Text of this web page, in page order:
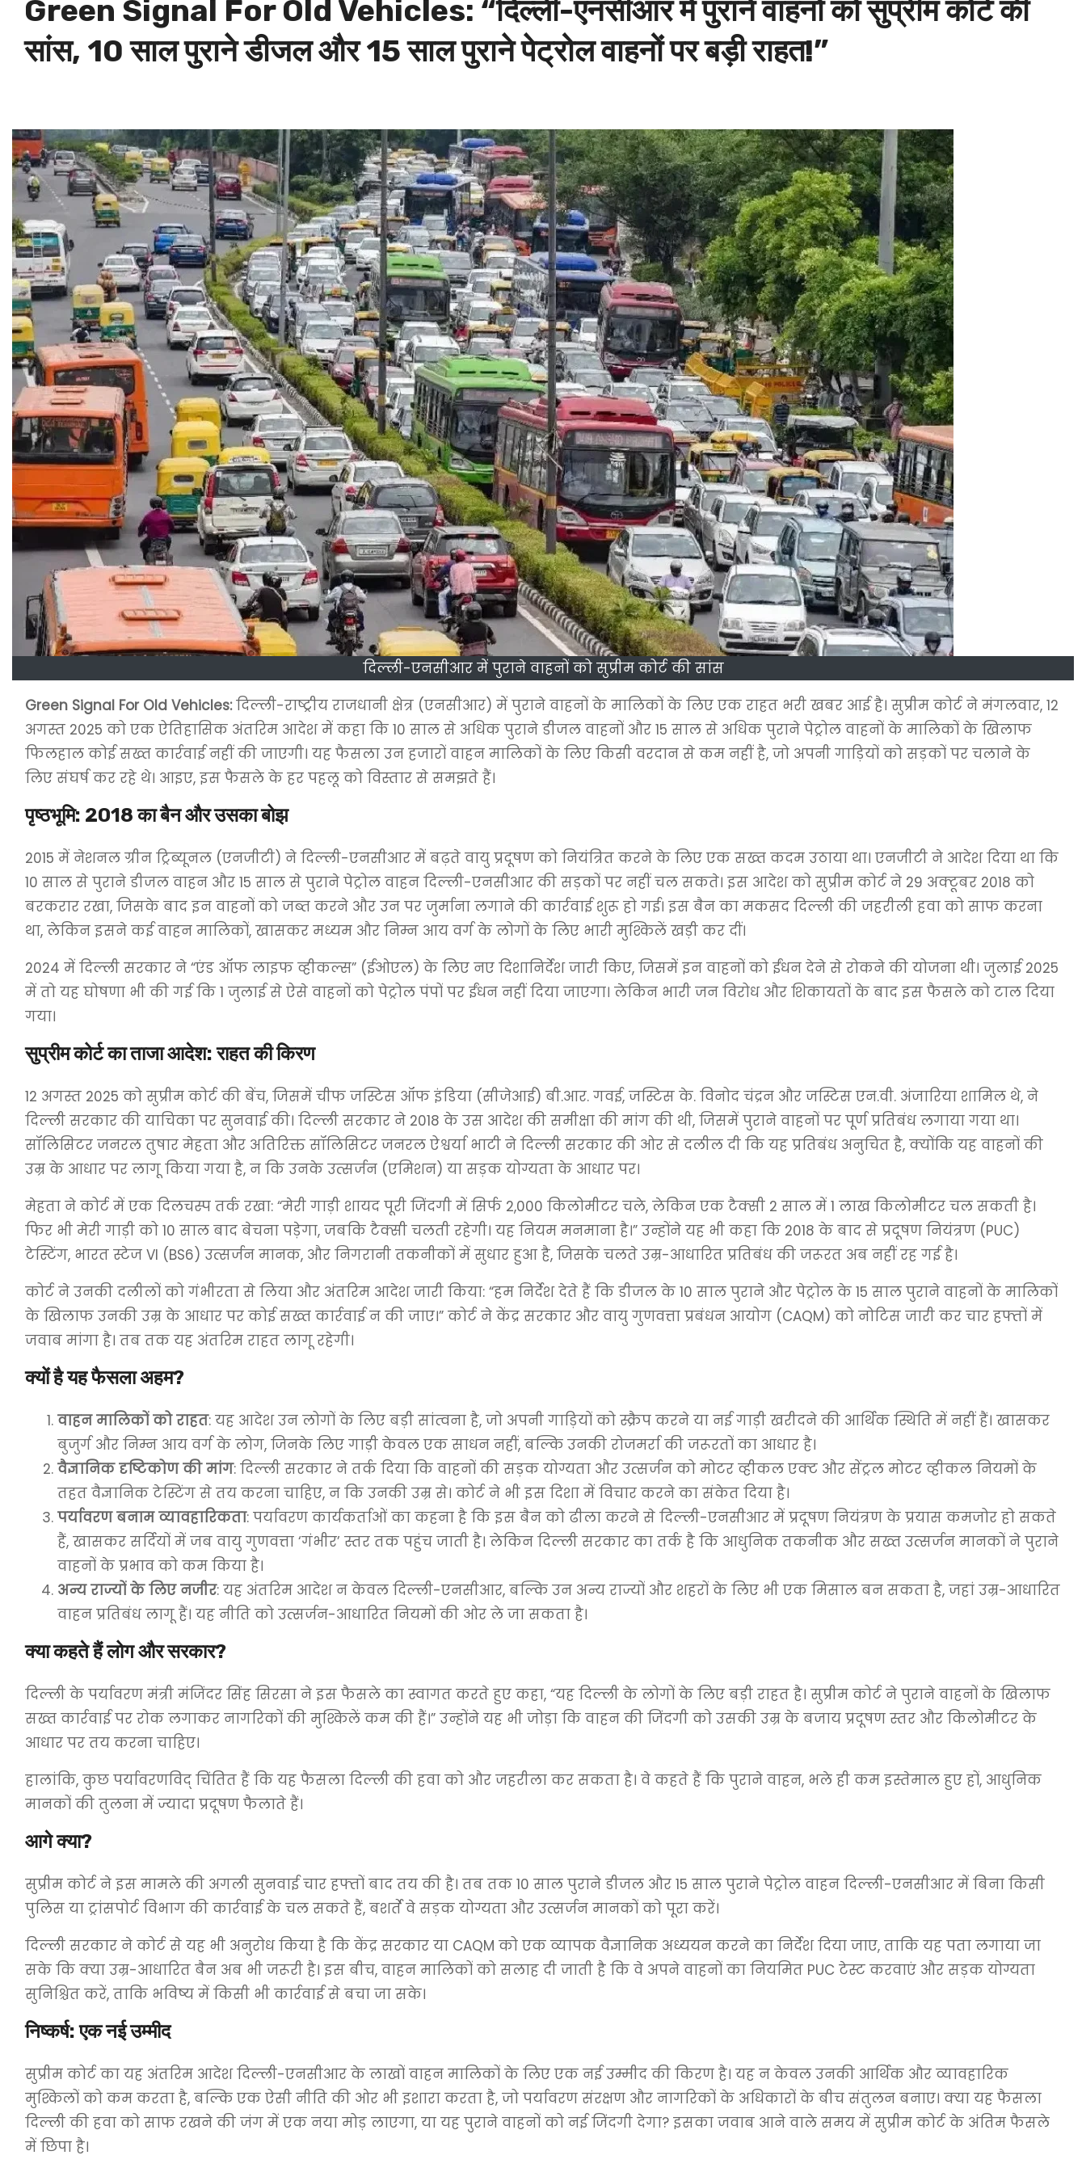
Green Signal For Old Vehicles: “दिल्ली-एनसीआर में पुराने वाहनों को सुप्रीम कोर्ट की
सांस, 10 साल पुराने डीजल और 15 साल पुराने पेट्रोल वाहनों पर बड़ी राहत!”
दिल्ली-एनसीआर में पुराने वाहनों को सुप्रीम कोर्ट की सांस
Green Signal For Old Vehicles:दिल्ली-राष्ट्रीय राजधानी क्षेत्र (एनसीआर) में पुराने वाहनों के मालिकों के लिए एक राहत भरी खबर आई है। सुप्रीम कोर्ट ने मंगलवार, 12
अगस्त 2025 को एक ऐतिहासिक अंतरिम आदेश में कहा कि 10 साल से अधिक पुराने डीजल वाहनों और 15 साल से अधिक पुराने पेट्रोल वाहनों के मालिकों के खिलाफ
फिलहाल कोई सख्त कार्रवाई नहीं की जाएगी। यह फैसला उन हजारों वाहन मालिकों के लिए किसी वरदान से कम नहीं है, जो अपनी गाड़ियों को सड़कों पर चलाने के
लिए संघर्ष कर रहे थे। आइए, इस फैसले के हर पहलू को विस्तार से समझते हैं।
पृष्ठभूमि: 2018 का बैन और उसका बोझ
2015 में नेशनल ग्रीन ट्रिब्यूनल (एनजीटी) ने दिल्ली-एनसीआर में बढ़ते वायु प्रदूषण को नियंत्रित करने के लिए एक सख्त कदम उठाया था। एनजीटी ने आदेश दिया था कि
10 साल से पुराने डीजल वाहन और 15 साल से पुराने पेट्रोल वाहन दिल्ली-एनसीआर की सड़कों पर नहीं चल सकते। इस आदेश को सुप्रीम कोर्ट ने 29 अक्टूबर 2018 को
बरकरार रखा, जिसके बाद इन वाहनों को जब्त करने और उन पर जुर्माना लगाने की कार्रवाई शुरू हो गई। इस बैन का मकसद दिल्ली की जहरीली हवा को साफ करना
था, लेकिन इसने कई वाहन मालिकों, खासकर मध्यम और निम्न आय वर्ग के लोगों के लिए भारी मुश्किलें खड़ी कर दीं।
2024 में दिल्ली सरकार ने “एंड ऑफ लाइफ व्हीकल्स” (ईओएल) के लिए नए दिशानिर्देश जारी किए, जिसमें इन वाहनों को ईंधन देने से रोकने की योजना थी। जुलाई 2025
में तो यह घोषणा भी की गई कि 1 जुलाई से ऐसे वाहनों को पेट्रोल पंपों पर ईंधन नहीं दिया जाएगा। लेकिन भारी जन विरोध और शिकायतों के बाद इस फैसले को टाल दिया
गया।
सुप्रीम कोर्ट का ताजा आदेश: राहत की किरण
12 अगस्त 2025 को सुप्रीम कोर्ट की बेंच, जिसमें चीफ जस्टिस ऑफ इंडिया (सीजेआई) बी.आर. गवई, जस्टिस के. विनोद चंद्रन और जस्टिस एन.वी. अंजारिया शामिल थे, ने
दिल्ली सरकार की याचिका पर सुनवाई की। दिल्ली सरकार ने 2018 के उस आदेश की समीक्षा की मांग की थी, जिसमें पुराने वाहनों पर पूर्ण प्रतिबंध लगाया गया था।
सॉलिसिटर जनरल तुषार मेहता और अतिरिक्त सॉलिसिटर जनरल ऐश्वर्या भाटी ने दिल्ली सरकार की ओर से दलील दी कि यह प्रतिबंध अनुचित है, क्योंकि यह वाहनों की
उम्र के आधार पर लागू किया गया है, न कि उनके उत्सर्जन (एमिशन) या सड़क योग्यता के आधार पर।
मेहता ने कोर्ट में एक दिलचस्प तर्क रखा: “मेरी गाड़ी शायद पूरी जिंदगी में सिर्फ 2,000 किलोमीटर चले, लेकिन एक टैक्सी 2 साल में 1 लाख किलोमीटर चल सकती है।
फिर भी मेरी गाड़ी को 10 साल बाद बेचना पड़ेगा, जबकि टैक्सी चलती रहेगी। यह नियम मनमाना है।” उन्होंने यह भी कहा कि 2018 के बाद से प्रदूषण नियंत्रण (PUC)
टेस्टिंग, भारत स्टेज VI (BS6) उत्सर्जन मानक, और निगरानी तकनीकों में सुधार हुआ है, जिसके चलते उम्र-आधारित प्रतिबंध की जरूरत अब नहीं रह गई है।
कोर्ट ने उनकी दलीलों को गंभीरता से लिया और अंतरिम आदेश जारी किया: “हम निर्देश देते हैं कि डीजल के 10 साल पुराने और पेट्रोल के 15 साल पुराने वाहनों के मालिकों
के खिलाफ उनकी उम्र के आधार पर कोई सख्त कार्रवाई न की जाए।” कोर्ट ने केंद्र सरकार और वायु गुणवत्ता प्रबंधन आयोग (CAQM) को नोटिस जारी कर चार हफ्तों में
जवाब मांगा है। तब तक यह अंतरिम राहत लागू रहेगी।
क्यों है यह फैसला अहम?
वाहन मालिकों को राहत: यह आदेश उन लोगों के लिए बड़ी सांत्वना है, जो अपनी गाड़ियों को स्क्रैप करने या नई गाड़ी खरीदने की आर्थिक स्थिति में नहीं हैं। खासकर
बुजुर्ग और निम्न आय वर्ग के लोग, जिनके लिए गाड़ी केवल एक साधन नहीं, बल्कि उनकी रोजमर्रा की जरूरतों का आधार है।
वैज्ञानिक दृष्टिकोण की मांग: दिल्ली सरकार ने तर्क दिया कि वाहनों की सड़क योग्यता और उत्सर्जन को मोटर व्हीकल एक्ट और सेंट्रल मोटर व्हीकल नियमों के
तहत वैज्ञानिक टेस्टिंग से तय करना चाहिए, न कि उनकी उम्र से। कोर्ट ने भी इस दिशा में विचार करने का संकेत दिया है।
पर्यावरण बनाम व्यावहारिकता: पर्यावरण कार्यकर्ताओं का कहना है कि इस बैन को ढीला करने से दिल्ली-एनसीआर में प्रदूषण नियंत्रण के प्रयास कमजोर हो सकते
हैं, खासकर सर्दियों में जब वायु गुणवत्ता ‘गंभीर’ स्तर तक पहुंच जाती है। लेकिन दिल्ली सरकार का तर्क है कि आधुनिक तकनीक और सख्त उत्सर्जन मानकों ने पुराने
वाहनों के प्रभाव को कम किया है।
अन्य राज्यों के लिए नजीर: यह अंतरिम आदेश न केवल दिल्ली-एनसीआर, बल्कि उन अन्य राज्यों और शहरों के लिए भी एक मिसाल बन सकता है, जहां उम्र-आधारित
वाहन प्रतिबंध लागू हैं। यह नीति को उत्सर्जन-आधारित नियमों की ओर ले जा सकता है।
क्या कहते हैं लोग और सरकार?
दिल्ली के पर्यावरण मंत्री मंजिंदर सिंह सिरसा ने इस फैसले का स्वागत करते हुए कहा, “यह दिल्ली के लोगों के लिए बड़ी राहत है। सुप्रीम कोर्ट ने पुराने वाहनों के खिलाफ
सख्त कार्रवाई पर रोक लगाकर नागरिकों की मुश्किलें कम की हैं।” उन्होंने यह भी जोड़ा कि वाहन की जिंदगी को उसकी उम्र के बजाय प्रदूषण स्तर और किलोमीटर के
आधार पर तय करना चाहिए।
हालांकि, कुछ पर्यावरणविद् चिंतित हैं कि यह फैसला दिल्ली की हवा को और जहरीला कर सकता है। वे कहते हैं कि पुराने वाहन, भले ही कम इस्तेमाल हुए हों, आधुनिक
मानकों की तुलना में ज्यादा प्रदूषण फैलाते हैं।
आगे क्या?
सुप्रीम कोर्ट ने इस मामले की अगली सुनवाई चार हफ्तों बाद तय की है। तब तक 10 साल पुराने डीजल और 15 साल पुराने पेट्रोल वाहन दिल्ली-एनसीआर में बिना किसी
पुलिस या ट्रांसपोर्ट विभाग की कार्रवाई के चल सकते हैं, बशर्ते वे सड़क योग्यता और उत्सर्जन मानकों को पूरा करें।
दिल्ली सरकार ने कोर्ट से यह भी अनुरोध किया है कि केंद्र सरकार या CAQM को एक व्यापक वैज्ञानिक अध्ययन करने का निर्देश दिया जाए, ताकि यह पता लगाया जा
सके कि क्या उम्र-आधारित बैन अब भी जरूरी है। इस बीच, वाहन मालिकों को सलाह दी जाती है कि वे अपने वाहनों का नियमित PUC टेस्ट करवाएं और सड़क योग्यता
सुनिश्चित करें, ताकि भविष्य में किसी भी कार्रवाई से बचा जा सके।
निष्कर्ष: एक नई उम्मीद
सुप्रीम कोर्ट का यह अंतरिम आदेश दिल्ली-एनसीआर के लाखों वाहन मालिकों के लिए एक नई उम्मीद की किरण है। यह न केवल उनकी आर्थिक और व्यावहारिक
मुश्किलों को कम करता है, बल्कि एक ऐसी नीति की ओर भी इशारा करता है, जो पर्यावरण संरक्षण और नागरिकों के अधिकारों के बीच संतुलन बनाए। क्या यह फैसला
दिल्ली की हवा को साफ रखने की जंग में एक नया मोड़ लाएगा, या यह पुराने वाहनों को नई जिंदगी देगा? इसका जवाब आने वाले समय में सुप्रीम कोर्ट के अंतिम फैसले
में छिपा है।